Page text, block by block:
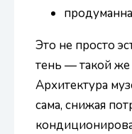
Это не просто
тень — такой же
Архитектура
сама, снижая